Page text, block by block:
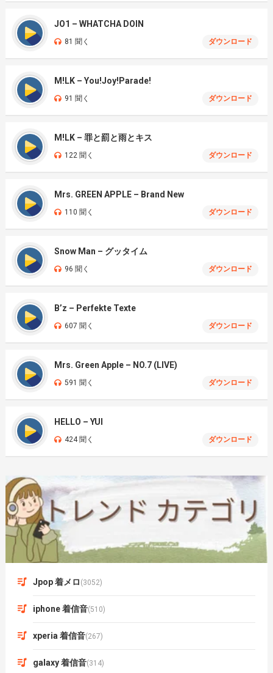
JO1 – WHATCHA DOIN
81 聞く ダウンロード
M!LK – You!Joy!Parade!
91 聞く ダウンロード
M!LK – 罪と罰と雨とキス
122 聞く ダウンロード
Mrs. GREEN APPLE – Brand New
110 聞く ダウンロード
Snow Man – グッタイム
96 聞く ダウンロード
B’z – Perfekte Texte
607 聞く ダウンロード
Mrs. Green Apple – NO.7 (LIVE)
591 聞く ダウンロード
HELLO – YUI
424 聞く ダウンロード
Jpop 着メロ (3052)
iphone 着信音(510)
xperia 着信音(267)
galaxy 着信音(314)